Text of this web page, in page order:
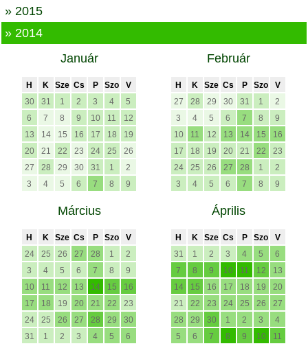
» 2015
» 2014
Január
H K Sze Cs P Szo
V
30
31 1 2 3 4
5
6
7 8 9 10 11
12
13
14 15 16 17 18
19
20
21 22 23 24 25
26
27
28 29 30 31 1
2
3
4 5 6 7 8 9
Február
H K Sze Cs P Szo
V
27
28 29 30 31 1
2
3
4 5 6 7 8
9
10
11 12 13 14 15
16
17
18 19 20 21 22
23
24
25 26 27 28 1
2
3
4 5 6 7 8 9
Március
H K Sze Cs P Szo
V
24
25 26 27 28 1
2
3
4 5 6 7 8
9
10
11 12 13 14 15
16
17
18 19 20 21 22
23
24
25 26 27 28 29
30
31
1 2 3 4 5 6
Április
H K Sze Cs P Szo
V
31
1 2 3 4 5
6
7
8 9 10 11 12
13
14
15 16 17 18 19
20
21
22 23 24 25 26
27
28
29 30 1 2 3
4
5
6 7 8 9 10 11